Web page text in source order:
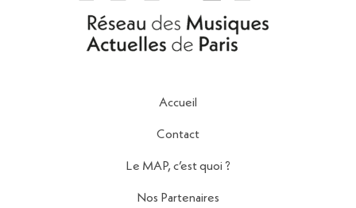
Accueil
Contact
Le MAP, c’est quoi ?
Nos Partenaires